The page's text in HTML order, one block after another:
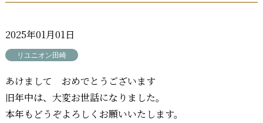
2025年01月01日
リユニオン田崎
あけまして おめでとうございます
旧年中は、大変お世話になりました。
本年もどうぞよろしくお願いいたします。